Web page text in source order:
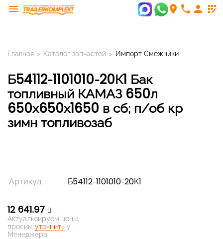
menu room phone person app_registration
Главная > Каталог запчастей > Импорт Смежники
Б54112-1101010-20К1 Бак
топливный КАМАЗ 650л
650х650х1650 в сб; п/об кр
зимн топливозаб
Артикул Б54112-1101010-20К1
12 641,97
Актуализируем цены,
просим уточнить у
Менеджера